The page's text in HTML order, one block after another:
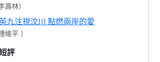
壽林）
九注視汶川 點燃兩岸的愛
維平 ）
評